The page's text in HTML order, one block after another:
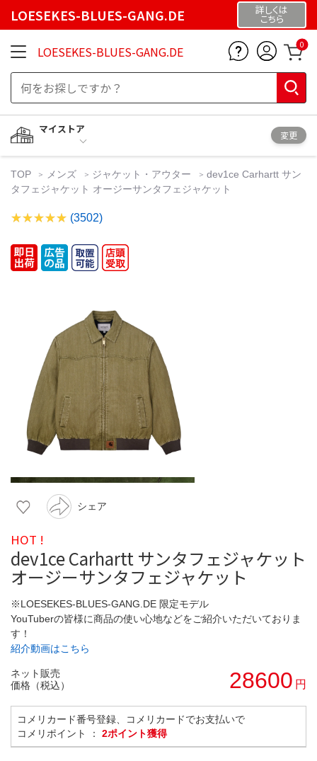
LOESEKES-BLUES-GANG.DE 詳しくは
こちら
LOESEKES-BLUES-GANG.DE 0
マイストア
変更
TOP メンズ ジャケット・アウター
dev1ce Carhartt サン
タフェジャケット オージーサンタフェジャケット
(3502)
シェア
HOT !
dev1ce Carhartt サンタフェジャケット
オージーサンタフェジャケット
※LOESEKES-BLUES-GANG.DE 限定モデル
YouTuberの皆様に商品の使い心地などをご紹介いただいておりま
す！
紹介動画はこちら
ネット販売
価格（税込）
28600 円
コメリカード番号登録、コメリカードでお支払いで
コメリポイント ： 2ポイント獲得